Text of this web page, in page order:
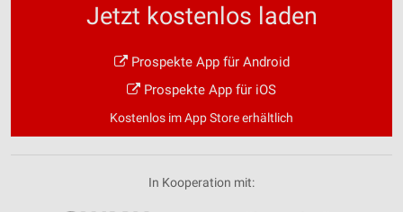
Jetzt kostenlos laden
Prospekte App für Android
Prospekte App für iOS
Kostenlos im App Store erhältlich
In Kooperation mit: